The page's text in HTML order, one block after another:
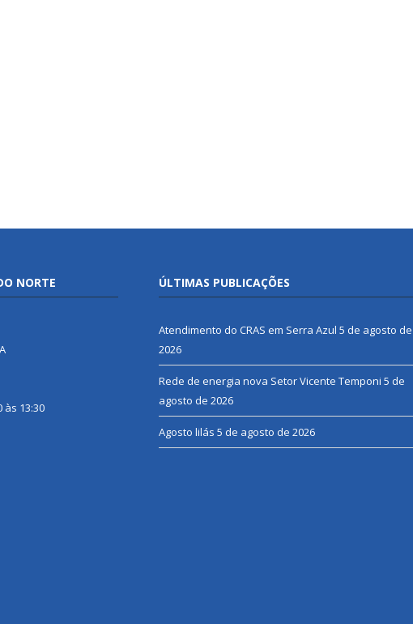
NORTE
13:30
ÚLTIMAS PUBLICAÇÕES
Atendimento do CRAS em Serra Azul 5 de agosto de
2026
Rede de energia nova Setor Vicente Temponi 5 de
agosto de 2026
Agosto lilás 5 de agosto de 2026